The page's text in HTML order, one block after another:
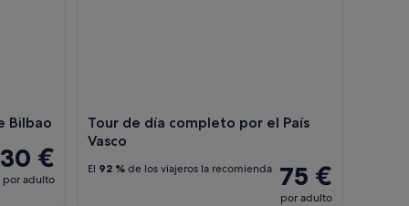
Bilbao
30 €
por adulto
Tour de día completo por el País
Vasco
75 €
por adulto
El 92 % de los viajeros la recomienda